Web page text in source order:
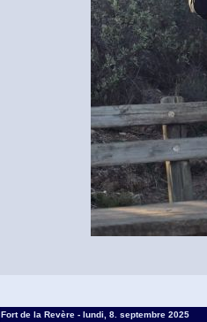
Fort de la Revère - lundi, 8. septembre 2025